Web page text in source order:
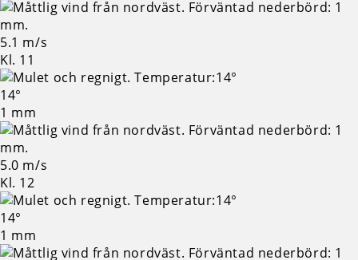
5.1 m/s
Kl. 11
14°
1 mm
5.0 m/s
Kl. 12
14°
1 mm